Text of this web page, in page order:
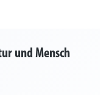
und Mensch